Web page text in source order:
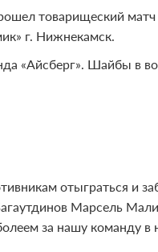
товарищеский
г. Нижнекамск.
«Айсберг». Шайбы в
отыграться и
Марсель
за нашу команду в